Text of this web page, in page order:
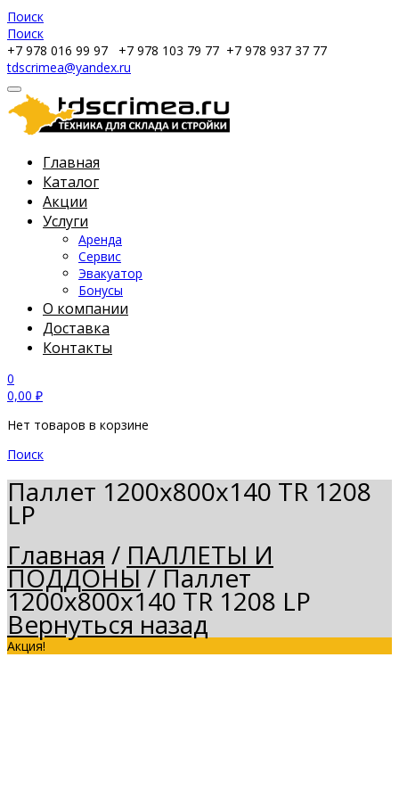
Поиск
Поиск
+7 978 016 99 97
+7 978 103 79 77 +7 978 937 37 77
tdscrimea@yandex.ru
Главная
Каталог
Акции
Услуги
Аренда
Сервис
Эвакуатор
Бонусы
О компании
Доставка
Контакты
0
0,00 ₽
Нет товаров в корзине
Поиск
Паллет 1200х800х140 TR 1208
LP
Главная / ПАЛЛЕТЫ И
ПОДДОНЫ/Паллет
1200х800х140 TR 1208 LP
Вернуться назад
Акция!